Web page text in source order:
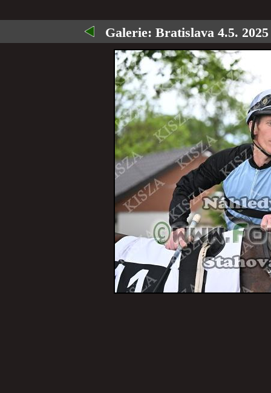
Galerie: Bratislava 4.5.